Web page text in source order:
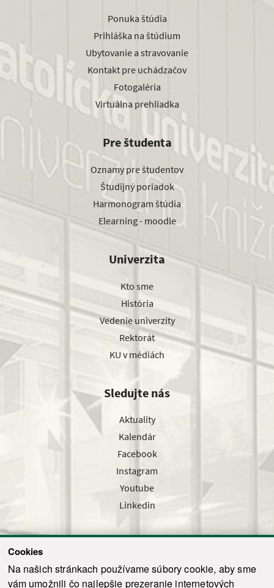
Cookies
Na našich stránkach používame súbory cookie, aby sme
vám umožnili čo najlepšie prezeranie internetových
Ponuka štúdia
Prihláška na štúdium
Ubytovanie a stravovanie
Kontakt pre uchádzačov
Fotogaléria
Virtuálna prehliadka
Pre študenta
Oznamy pre študentov
Študijný poriadok
Harmonogram štúdia
Elearning - moodle
Univerzita
Kto sme
História
Vedenie univerzity
Rektorát
KU v médiách
Sledujte nás
Aktuality
Kalendár
Facebook
Instagram
Youtube
Linkedin